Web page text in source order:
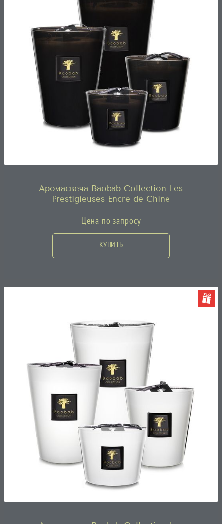
Аромасвеча Baobab Collection Les
Prestigieuses Encre de Chine
Цена по запросу
КУПИТЬ